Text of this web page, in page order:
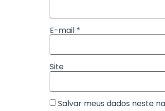
E-mail *
Site
Salvar meus dados neste